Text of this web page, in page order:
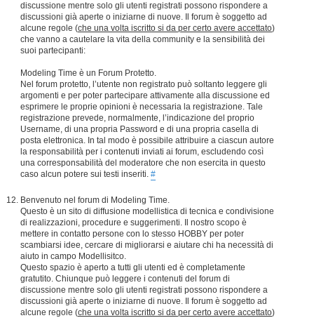
discussione mentre solo gli utenti registrati possono rispondere a
discussioni già aperte o iniziarne di nuove. Il forum è soggetto ad
alcune regole (che una volta iscritto si da per certo avere accettato)
che vanno a cautelare la vita della community e la sensibilità dei
suoi partecipanti:
Modeling Time è un Forum Protetto.
Nel forum protetto, l’utente non registrato può soltanto leggere gli
argomenti e per poter partecipare attivamente alla discussione ed
esprimere le proprie opinioni è necessaria la registrazione. Tale
registrazione prevede, normalmente, l’indicazione del proprio
Username, di una propria Password e di una propria casella di
posta elettronica. In tal modo è possibile attribuire a ciascun autore
la responsabilità per i contenuti inviati ai forum, escludendo così
una corresponsabilità del moderatore che non esercita in questo
caso alcun potere sui testi inseriti. #
Benvenuto nel forum di Modeling Time.
Questo è un sito di diffusione modellistica di tecnica e condivisione
di realizzazioni, procedure e suggerimenti. Il nostro scopo è
mettere in contatto persone con lo stesso HOBBY per poter
scambiarsi idee, cercare di migliorarsi e aiutare chi ha necessità di
aiuto in campo Modellisitco.
Questo spazio è aperto a tutti gli utenti ed è completamente
gratutito. Chiunque può leggere i contenuti del forum di
discussione mentre solo gli utenti registrati possono rispondere a
discussioni già aperte o iniziarne di nuove. Il forum è soggetto ad
alcune regole (che una volta iscritto si da per certo avere accettato)